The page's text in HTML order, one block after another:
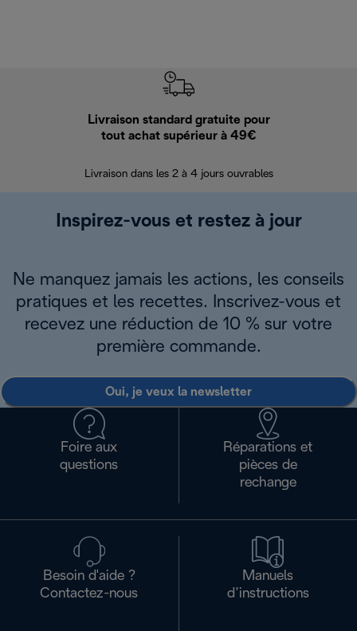
Livraison standard gratuite pour
tout achat supérieur à 49€
Livraison dans les 2 à 4 jours ouvrables
Inspirez-vous et restez à jour
Ne manquez jamais les actions, les conseils
pratiques et les recettes. Inscrivez-vous et
recevez une réduction de 10 % sur votre
première commande.
Oui, je veux la newsletter
Foire aux
questions
Réparations et
pièces de
rechange
Besoin d'aide ?
Contactez-nous
Manuels
d’instructions